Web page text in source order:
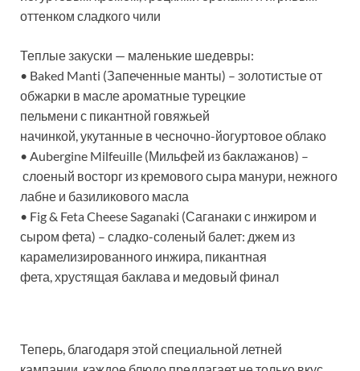
оттенком сладкого чили
Теплые закуски — маленькие шедевры:
• Baked Manti (Запеченные манты) – золотистые от
обжарки в масле ароматные турецкие
пельмени с пикантной говяжьей
начинкой, укутанные в чесночно-йогуртовое облако
• Aubergine Milfeuille (Мильфей из баклажанов) –
слоеный восторг из кремового сыра манури, нежного
лабне и базиликового масла
• Fig & Feta Cheese Saganaki (Саганаки с инжиром и
сыром фета) – сладко-соленый балет: джем из
карамелизированного инжира, пикантная
фета, хрустящая баклава и медовый финал
Теперь, благодаря этой специальной летней